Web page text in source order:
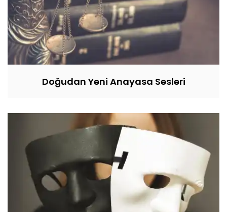
Doğudan Yeni Anayasa Sesleri